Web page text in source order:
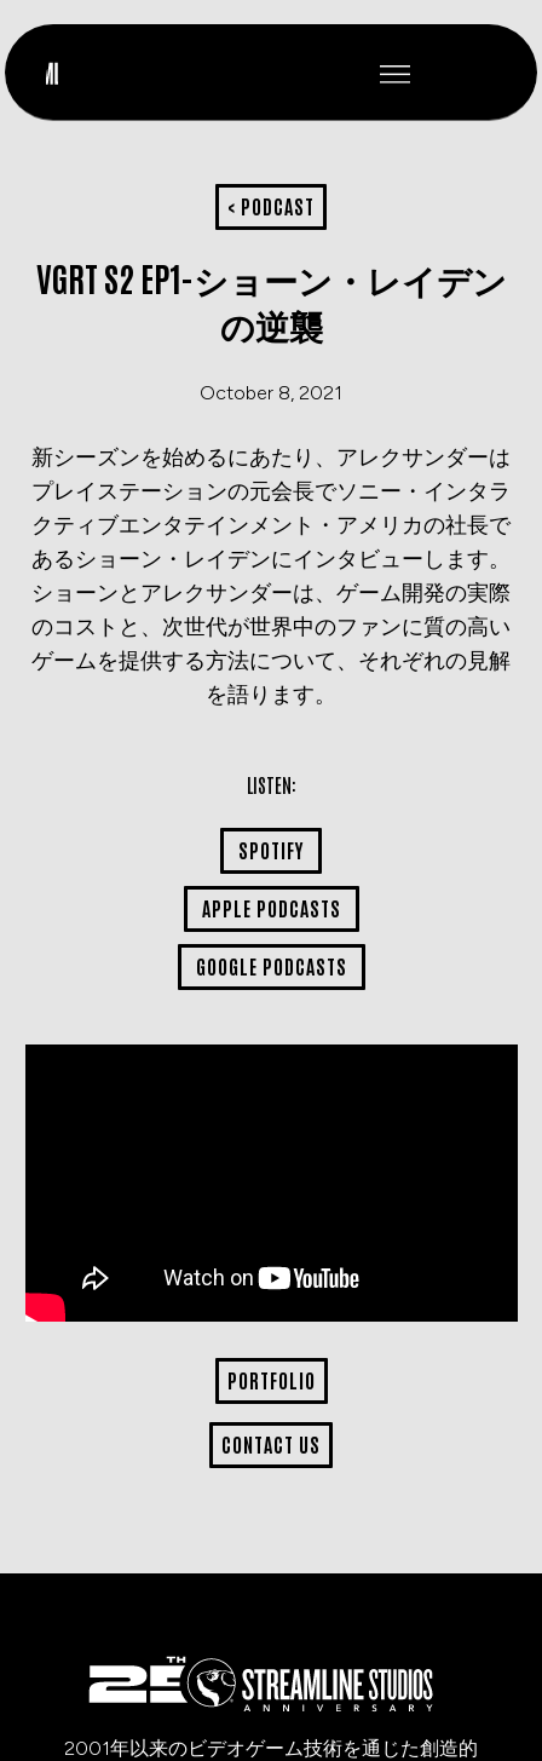
< PODCAST
VGRT S2 EP1-ショーン・レイデン
の逆襲
October 8, 2021
新シーズンを始めるにあたり、アレクサンダーは
プレイステーションの元会長でソニー・インタラ
クティブエンタテインメント・アメリカの社長で
あるショーン・レイデンにインタビューします。
ショーンとアレクサンダーは、ゲーム開発の実際
のコストと、次世代が世界中のファンに質の高い
ゲームを提供する方法について、それぞれの見解
を語ります。
LISTEN:
SPOTIFY
APPLE PODCASTS
GOOGLE PODCASTS
PORTFOLIO
CONTACT US
2001年以来のビデオゲーム技術を通じた創造的